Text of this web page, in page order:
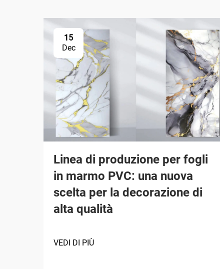
15
Dec
Linea di produzione per fogli
in marmo PVC: una nuova
scelta per la decorazione di
alta qualità
VEDI DI PIÙ